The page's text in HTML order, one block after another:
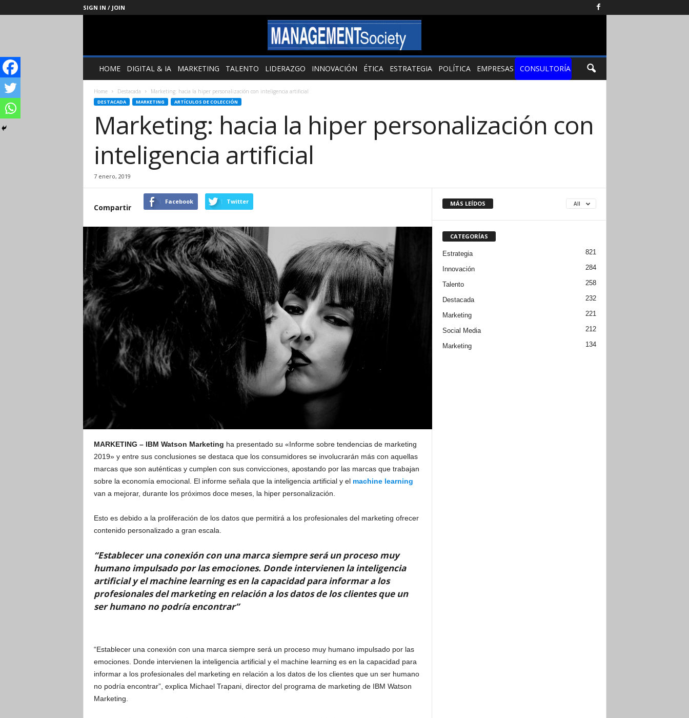
SIGN IN / JOIN
Management
SocietyHOME DIGITAL & IA MARKETING TALENTO LIDERAZGO INNOVACIÓN ÉTICA ESTRATEGIA POLÍTICA EMPRESAS CONSULTORÍA
Home Destacada Marketing: hacia la hiper personalización con inteligencia artificial
DESTACADA MARKETING ARTÍCULOS DE COLECCIÓN
Marketing: hacia la hiper personalización con
inteligencia artificial
7 enero, 2019
Compartir
Facebook Twitter
MARKETING – IBM Watson Marketing ha presentado su «Informe sobre tendencias de marketing
2019» y entre sus conclusiones se destaca que los consumidores se involucrarán más con aquellas
marcas que son auténticas y cumplen con sus convicciones, apostando por las marcas que trabajan
sobre la economía emocional. El informe señala que la inteligencia artificial y el machine learning
van a mejorar, durante los próximos doce meses, la hiper personalización.
Esto es debido a la proliferación de los datos que permitirá a los profesionales del marketing ofrecer
contenido personalizado a gran escala.
“Establecer una conexión con una marca siempre será un proceso muy
humano impulsado por las emociones. Donde intervienen la inteligencia
artificial y el machine learning es en la capacidad para informar a los
profesionales del marketing en relación a los datos de los clientes que un
ser humano no podría encontrar”
“Establecer una conexión con una marca siempre será un proceso muy humano impulsado por las
emociones. Donde intervienen la inteligencia artificial y el machine learning es en la capacidad para
informar a los profesionales del marketing en relación a los datos de los clientes que un ser humano
no podría encontrar”, explica Michael Trapani, director del programa de marketing de IBM Watson
Marketing.
MÁS LEÍDOS All
CATEGORÍAS
Estrategia 821
Innovación 284
Talento 258
Destacada 232
Marketing 221
Social Media 212
Marketing 134